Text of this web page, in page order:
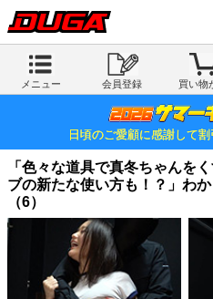
メニュー 会員登録 買い物
日頃のご愛顧に感謝して
「色々な道具で真冬ちゃんを
ブの新たな使い方も！？」わ
（6）